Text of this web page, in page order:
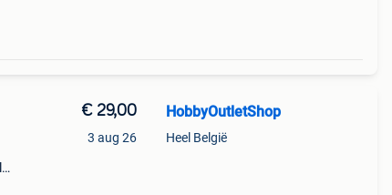
€ 29,00
3 aug 26
HobbyOutletShop
Heel België